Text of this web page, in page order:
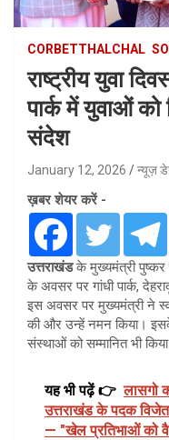
CORBETTHALCHAL
राष्ट्रीय युवा
पार्क में युवाओं
संदेश
January 12, 2026 न्यूज़
ख़बर शेयर करें -
उत्तराखंडके मुख्यमंत्री पुष्कर
के अवसर पर गांधी पार्क,
इस अवसर पर मुख्यमंत्री ने
की और उन्हें नमन किया। इसके
संस्थाओं को सम्मानित भी
यह भी पढ़ें 👉 लासगो
उत्तराखंड के पदक
— "खेल प्रतिभाओं को